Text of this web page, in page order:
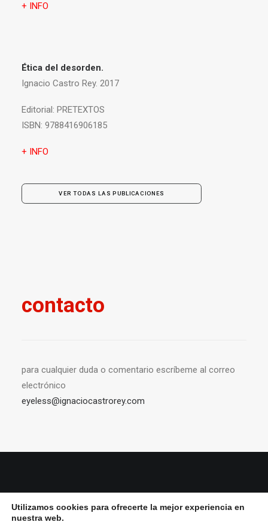
+ INFO
Ética del desorden.
Ignacio Castro Rey. 2017
Editorial: PRETEXTOS
ISBN: 9788416906185
+ INFO
VER TODAS LAS PUBLICACIONES
contacto
para cualquier duda o comentario escríbeme al correo
electrónico
eyeless@ignaciocastrorey.com
privacidadǀPolítica de cookies
Utilizamos cookies para ofrecerte la mejor experiencia en
nuestra web.